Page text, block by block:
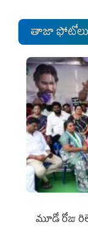
తాజా ఫోటోలు
మూడో రోజు